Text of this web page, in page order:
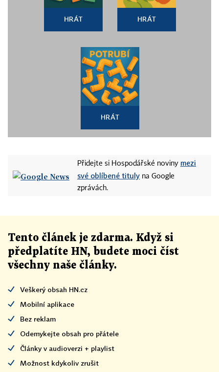
HRÁT HRÁT
HRÁT
Přidejte si Hospodářské noviny mezi
své oblíbené tituly na Google
zprávách.
Tento článek je zdarma. Když si
předplatíte HN, budete moci číst
všechny naše články.
Veškerý obsah HN.cz
Mobilní aplikace
Bez reklam
Odemykejte obsah pro přátele
Články v audioverzi + playlist
Možnost kdykoliv zrušit